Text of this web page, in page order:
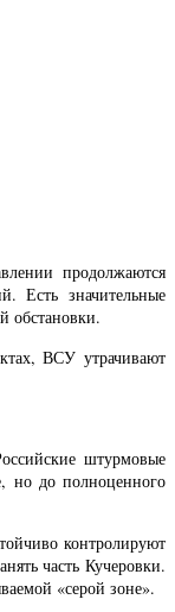
продолжаются
Есть значительные
обстановки.
ВСУ утрачивают
штурмовые
но до полноценного
контролируют
часть Кучеровки.
«серой зоне».